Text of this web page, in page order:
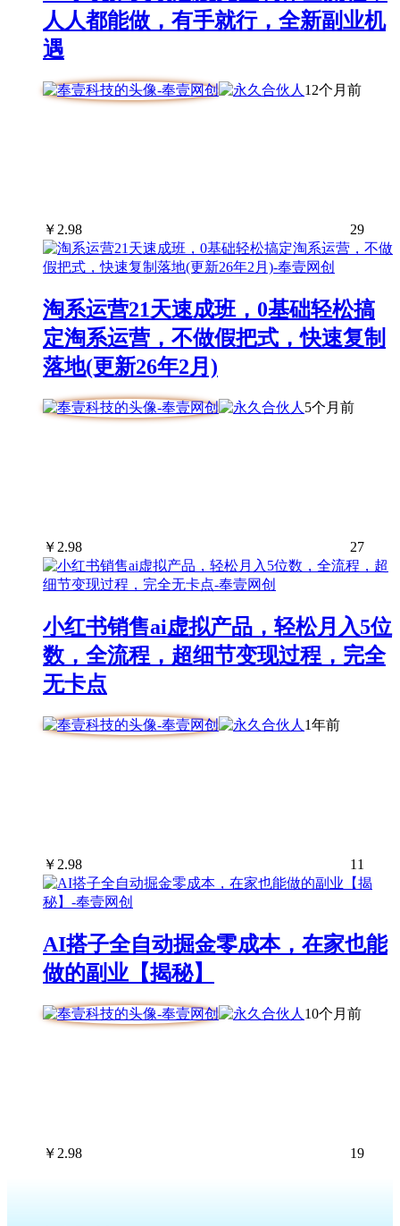
人人都能做，有手就行，全新副业机
遇
12个月前
￥ 2.98 29
淘系运营21天速成班，0基础轻松搞
定淘系运营，不做假把式，快速复制
落地(更新26年2月)
5个月前
￥ 2.98 27
小红书销售ai虚拟产品，轻松月入5位
数，全流程，超细节变现过程，完全
无卡点
1年前
￥ 2.98 11
AI搭子全自动掘金零成本，在家也能
做的副业【揭秘】
10个月前
￥ 2.98 19